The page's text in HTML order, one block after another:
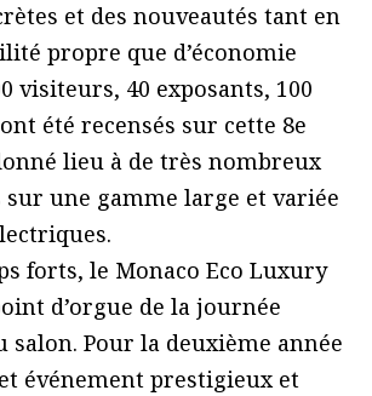
et des nouveautés tant en
propre que d’économie
visiteurs, 40 exposants, 100
été recensés sur cette 8e
lieu à de très nombreux
sur une gamme large et variée
forts, le Monaco Eco Luxury
d’orgue de la journée
salon. Pour la deuxième année
événement prestigieux et